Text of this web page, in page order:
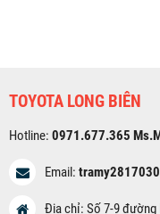
TOYOTA LONG BIÊN
Hotline: 0971.677.365
Email:
Địa chỉ: Số 7-9 đường